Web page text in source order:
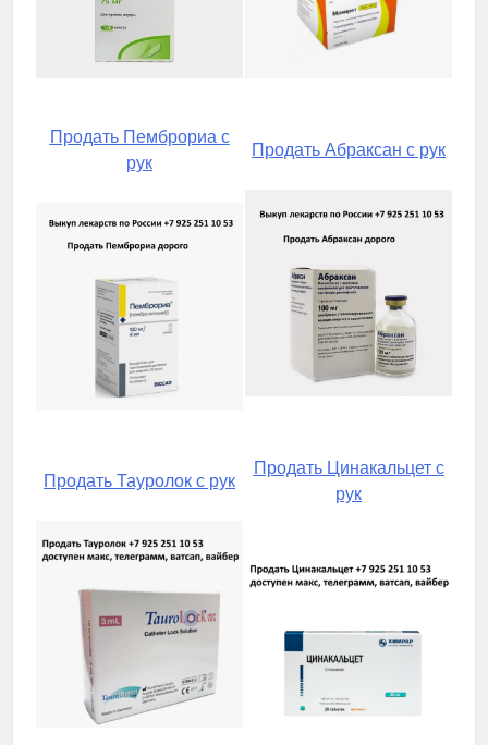
Продать Пемброриа с
рук
Продать Абраксан с рук
Продать Тауролок с рук
Продать Цинакальцет с
рук